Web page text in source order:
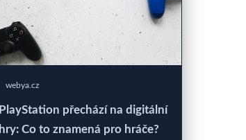
webya.cz
PlayStation přechází na digitální
hry: Co to znamená pro hráče?